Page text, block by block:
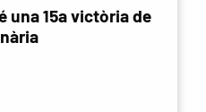
una 15a victòria de